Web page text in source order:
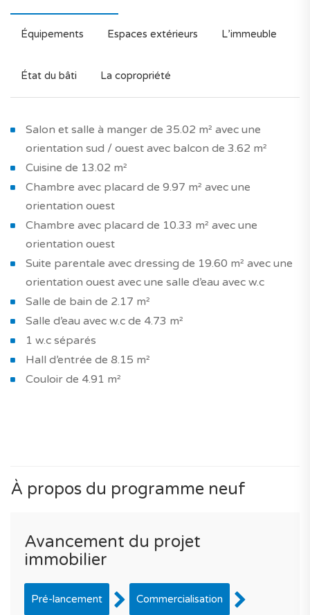
Équipements Espaces extérieurs L’immeuble
État du bâti La copropriété
Salon et salle à manger de 35.02 m² avec une
orientation sud / ouest avec balcon de 3.62 m²
Cuisine de 13.02 m²
Chambre avec placard de 9.97 m² avec une
orientation ouest
Chambre avec placard de 10.33 m² avec une
orientation ouest
Suite parentale avec dressing de 19.60 m² avec une
orientation ouest avec une salle d’eau avec w.c
Salle de bain de 2.17 m²
Salle d’eau avec w.c de 4.73 m²
1 w.c séparés
Hall d’entrée de 8.15 m²
Couloir de 4.91 m²
À propos du programme neuf
Avancement du projet
immobilier
Pré-lancement Commercialisation